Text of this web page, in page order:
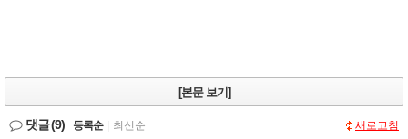
[본문 보기]
댓글(9) 등록순 최신순 새로고침